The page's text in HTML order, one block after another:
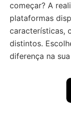
começar? A
plataformas
características,
distintos.
diferença na